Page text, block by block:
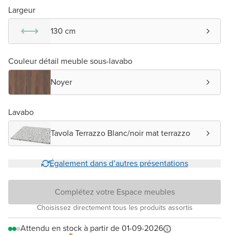
Largeur
130 cm
Couleur détail meuble sous-lavabo
Noyer
Lavabo
Tavola Terrazzo Blanc/noir mat terrazzo
Également dans d’autres présentations
Complétez votre Espace meubles
Choisissez directement tous les produits assortis
Attendu en stock à partir de 01-09-2026